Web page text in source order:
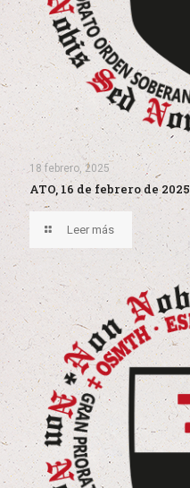
18 febrero, 2025
ATO, 16 de febrero de 2025
Leer más